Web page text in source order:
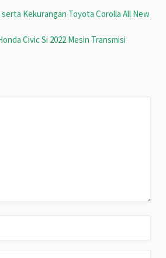
Kekurangan Toyota Corolla All New
Civic Si 2022 Mesin Transmisi